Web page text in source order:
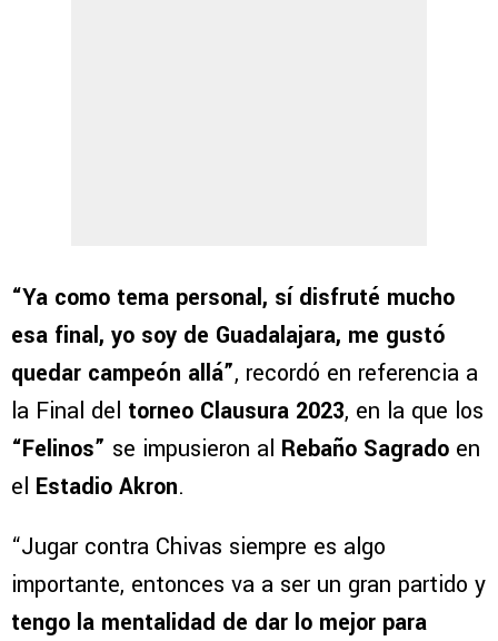
“Ya como tema personal, sí disfruté mucho
esa final, yo soy de Guadalajara, me gustó
quedar campeón allá”, recordó en referencia a
la Final del torneo Clausura 2023, en la que los
“Felinos” se impusieron al Rebaño Sagrado en
el Estadio Akron.
“Jugar contra Chivas siempre es algo
importante, entonces va a ser un gran partido y
tengo la mentalidad de dar lo mejor para